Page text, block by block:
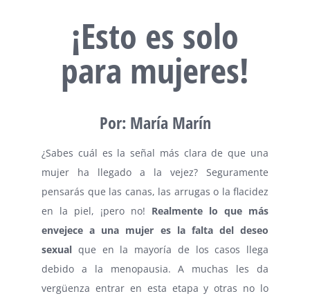
¡Esto es solo
para mujeres!
Por: María Marín
¿Sabes cuál es la señal más clara de que una
mujer ha llegado a la vejez? Seguramente
pensarás que las canas, las arrugas o la flacidez
en la piel, ¡pero no! Realmente lo que más
envejece a una mujer es la falta del deseo
sexual que en la mayoría de los casos llega
debido a la menopausia. A muchas les da
vergüenza entrar en esta etapa y otras no lo